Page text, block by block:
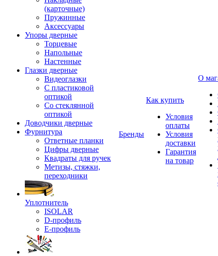
(карточные)
Пружинные
Аксессуары
Упоры дверные
Торцевые
Напольные
Настенные
Глазки дверные
Видеоглазки
С пластиковой
оптикой
Со стеклянной
оптикой
Доводчики дверные
Фурнитура
Ответные планки
Цифры дверные
Квадраты для ручек
Метизы, стяжки,
переходники
Уплотнитель
ISOLAR
D-профиль
Е-профиль
Бренды
Как купить
Условия
оплаты
Условия
доставки
Гарантия
на товар
О